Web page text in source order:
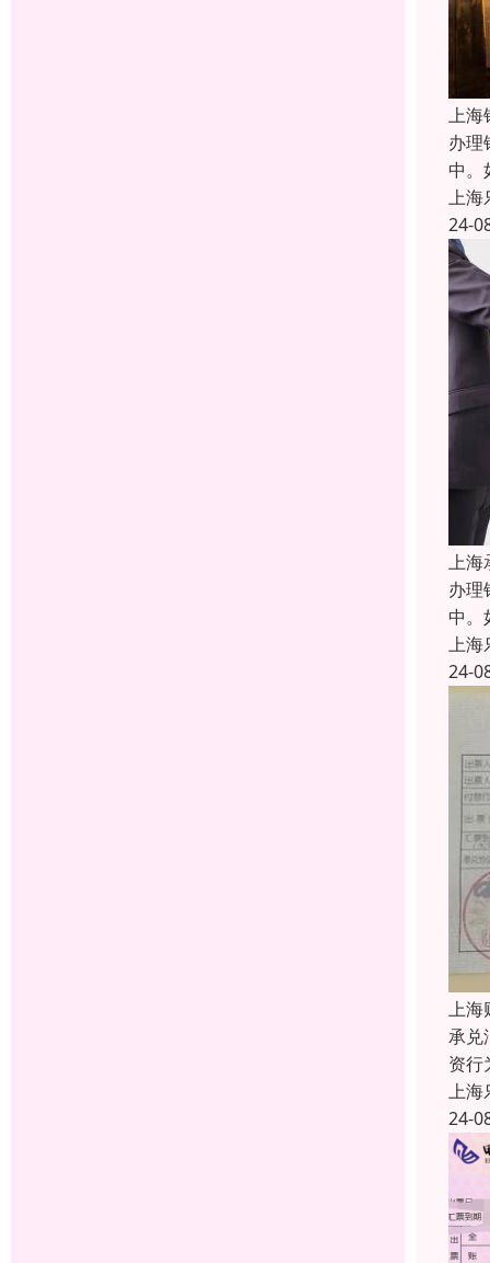
上海
办理
中。
上海
24-
上海
办理
中。
上海
24-
上海
承兑
资行
上海
24-